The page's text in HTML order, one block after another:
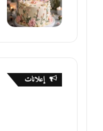
إعلانات